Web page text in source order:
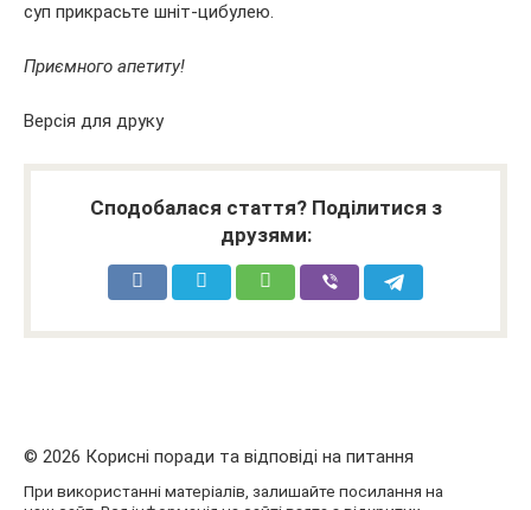
суп прикрасьте шніт-цибулею.
Приємного апетиту!
Версія для друку
Сподобалася стаття? Поділитися з
друзями:
© 2026 Корисні поради та відповіді на питання
При використанні матеріалів, залишайте посилання на